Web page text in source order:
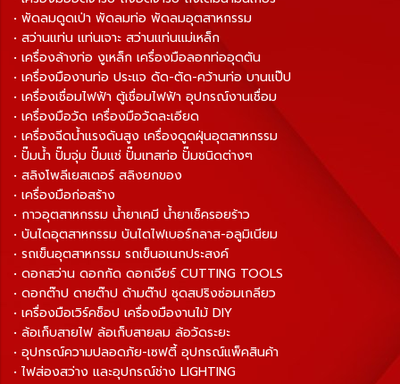
• พัดลมดูดเป่า พัดลมท่อ พัดลมอุตสาหกรรม
• สว่านแท่น แท่นเจาะ สว่านแท่นแม่เหล็ก
• เครื่องล้างท่อ งูเหล็ก เครื่องมือลอกท่ออุดตัน
• เครื่องมืองานท่อ ประแจ ดัด-ตัด-คว้านท่อ บานแป๊ป
• เครื่องเชื่อมไฟฟ้า ตู้เชื่อมไฟฟ้า อุปกรณ์งานเชื่อม
• เครื่องมือวัด เครื่องมือวัดละเอียด
• เครื่องฉีดน้ำแรงดันสูง เครื่องดูดฝุ่นอุตสาหกรรม
• ปั๊มน้ำ ปั๊มจุ่ม ปั๊มแช่ ปั๊มเทสท่อ ปั๊มชนิดต่างๆ
• สลิงโพลีเยสเตอร์ สลิงยกของ
• เครื่องมือก่อสร้าง
• กาวอุตสาหกรรม น้ำยาเคมี น้ำยาเช็ครอยร้าว
• บันไดอุตสาหกรรม บันไดไฟเบอร์กลาส-อลูมิเนียม
• รถเข็นอุตสาหกรรม รถเข็นอเนกประสงค์
• ดอกสว่าน ดอกกัด ดอกเจียร์ CUTTING TOOLS
• ดอกต๊าป ดายต๊าป ด้ามต๊าป ชุดสปริงซ่อมเกลียว
• เครื่องมือเวิร์คช็อป เครื่องมืองานไม้ DIY
• ล้อเก็บสายไฟ ล้อเก็บสายลม ล้อวัดระยะ
• อุปกรณ์ความปลอดภัย-เซฟตี้ อุปกรณ์แพ็คสินค้า
• ไฟส่องสว่าง และอุปกรณ์ช่าง LIGHTING